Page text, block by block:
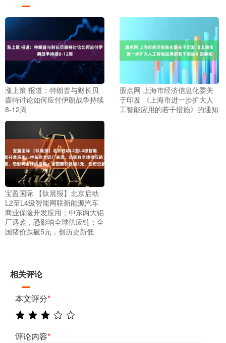
涨上策 报道：特朗普与财长贝
森特讨论如何应付伊朗战争持续
8-12周
股点网 上海市经济信息化委关
于印发 《上海市进一步扩大人
工智能应用的若干措施》的通知
宝盈国际 【钛晨报】北京启动
L2至L4级智能网联新能源汽车
商业保险开发应用；中东两大铝
厂遇袭，恐影响全球供应链；全
国猪价跌破5元，创历史新低
相关评论
本文评分*
评论内容*